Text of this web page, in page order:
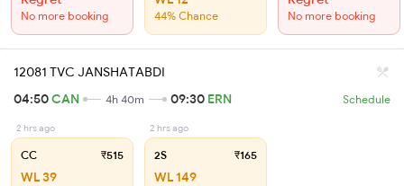
No more booking 44% Chance No more booking
12081 TVC JANSHATABDI
04:50CAN 4h 40m 09:30 ERN Schedule
2 hrs ago
CC ₹515
WL 39
2 hrs ago
2S ₹165
WL 149